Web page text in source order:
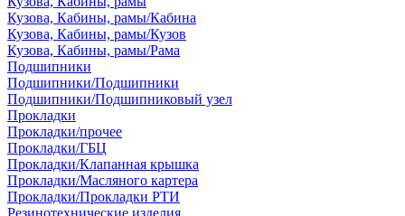
Кузова, Кабины, рамы/Кабина
Кузова, Кабины, рамы/Кузов
Кузова, Кабины, рамы/Рама
Подшипники
Подшипники/Подшипники
Подшипники/Подшипниковый узел
Прокладки
Прокладки/прочее
Прокладки/ГБЦ
Прокладки/Клапанная крышка
Прокладки/Масляного картера
Прокладки/Прокладки РТИ
Резинотехнические изделия